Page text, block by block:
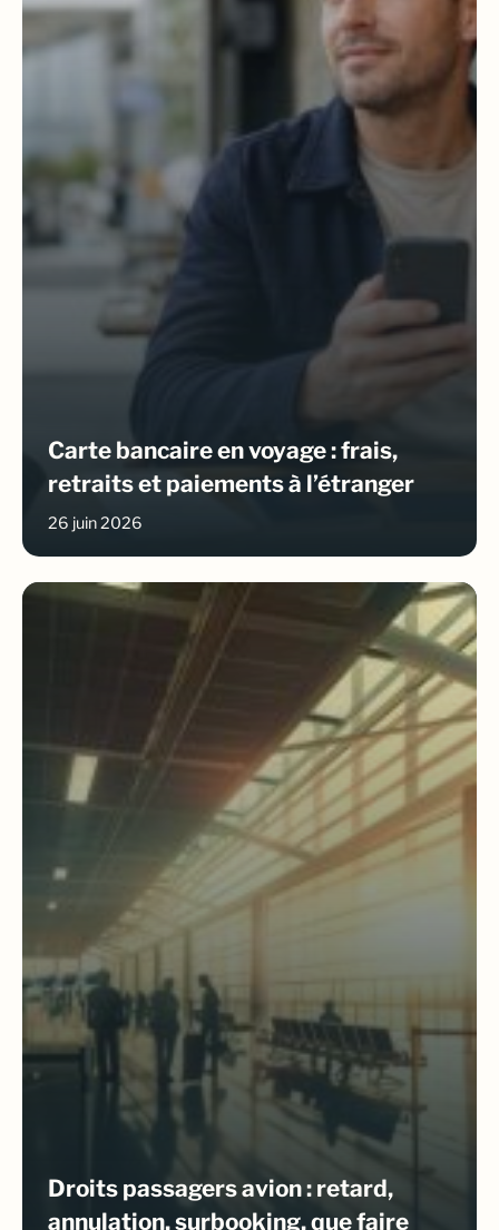
Carte bancaire en voyage : frais,
retraits et paiements à l’étranger
26 juin 2026
Droits passagers avion : retard,
annulation, surbooking, que faire